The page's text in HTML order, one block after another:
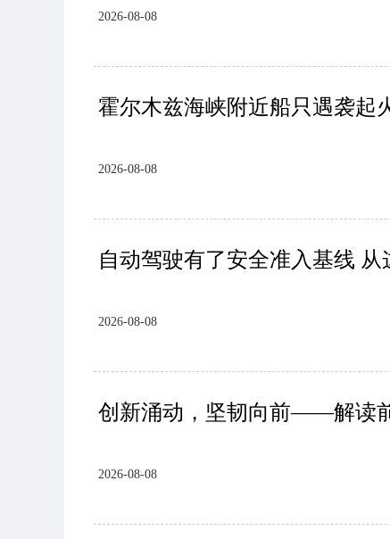
2026-08-08
霍尔木兹海峡附近船只遇袭起
2026-08-08
自动驾驶有了安全准入基线
2026-08-08
创新涌动，坚韧向前——解读
2026-08-08